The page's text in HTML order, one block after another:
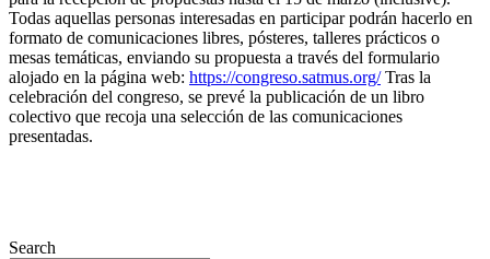
Todas aquellas personas interesadas en participar podrán hacerlo en
formato de comunicaciones libres, pósteres, talleres prácticos o
mesas temáticas, enviando su propuesta a través del formulario
alojado en la página web: https://congreso.satmus.org/Tras la
celebración del congreso, se prevé la publicación de un libro
colectivo que recoja una selección de las comunicaciones
presentadas.
Search